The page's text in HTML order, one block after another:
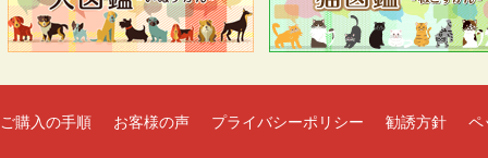
ご購入の手順 お客様の声 プライバシーポリシー 勧誘方針 ペ